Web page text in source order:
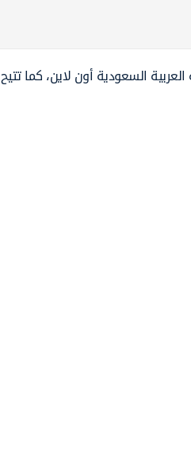
السعودية أون لاين، كما تتيح